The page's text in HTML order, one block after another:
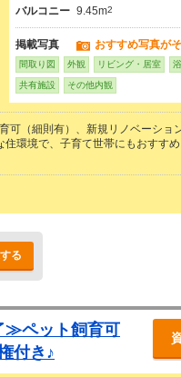
バルコニー 9.45m2
掲載写真 おすすめ写真が
間取り図 外観 リビング・居室
共有施設 その他内観
可（細則有）、新規リノベーショ
住環境で、子育て世帯にもおすす
る
≫ペット飼育可
付き♪